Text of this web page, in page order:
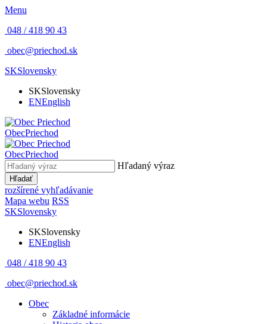
Menu
048 / 418 90 43
obec@priechod.sk
SKSlovensky
SKSlovensky
ENEnglish
ObecPriechod
ObecPriechod
Hľadaný výraz
Hľadať
rozšírené vyhľadávanie
Mapa webu RSS
SKSlovensky
SKSlovensky
ENEnglish
048 / 418 90 43
obec@priechod.sk
Obec
Základné informácie